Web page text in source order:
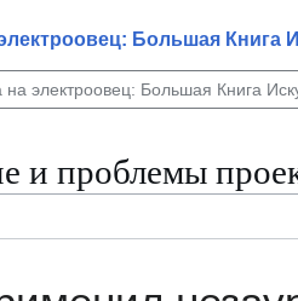
Большая Книга
и проблемы